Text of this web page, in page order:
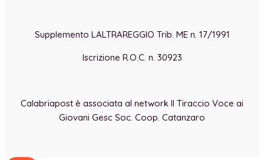
Supplemento LALTRAREGGIO Trib. ME n. 17/1991
Iscrizione R.O.C. n. 30923
Calabriapost è associata al network Il Tiraccio Voce ai
Giovani Gesc Soc. Coop. Catanzaro